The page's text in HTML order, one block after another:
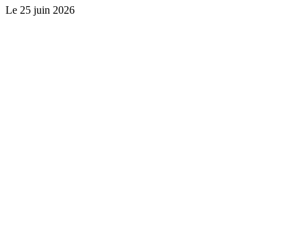
Le 25 juin 2026